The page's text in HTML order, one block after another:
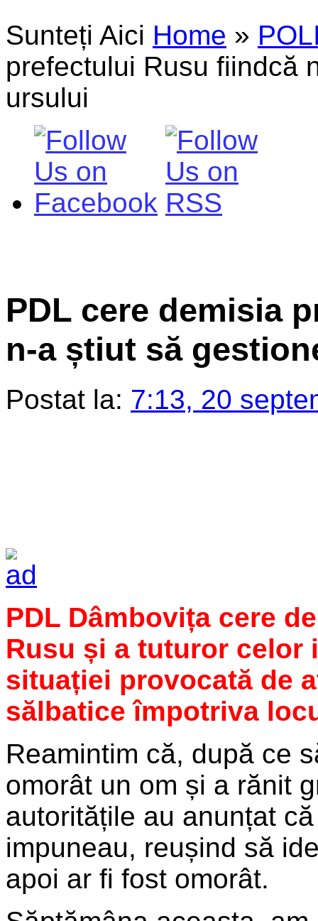
Sunteți Aici Home »
prefectului Rusu fiindcă
ursului
PDL cere demisia
n-a știut să
Postat la: 7:13, 20
PDL Dâmbovița cere
Rusu și a tuturor celor
situației provocată de
sălbatice împotriva
Reamintim că, după ce
omorât un om și a rănit
autoritățile au anunțat
impuneau, reușind să
apoi ar fi fost omorât.